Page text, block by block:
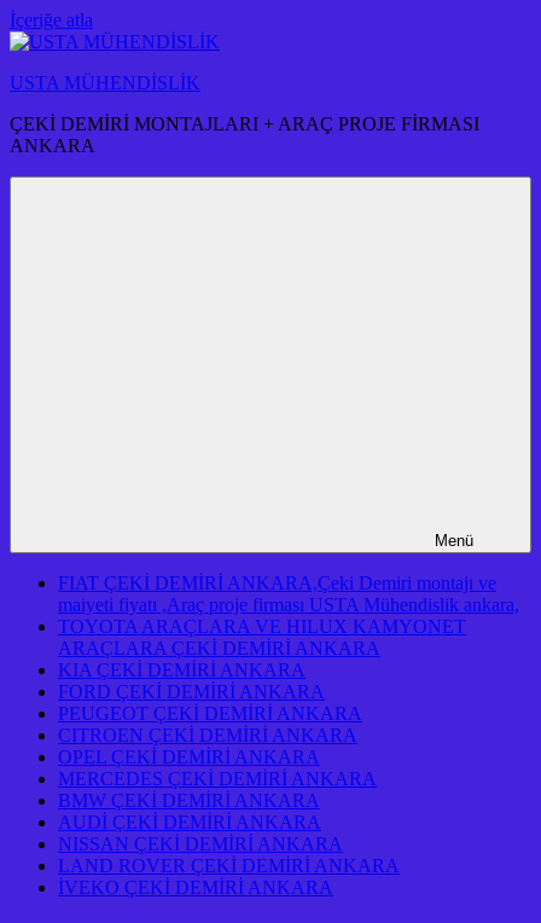
İçeriğe atla
USTA MÜHENDİSLİK
ÇEKİ DEMİRİ MONTAJLARI + ARAÇ PROJE FİRMASI
ANKARA
Menü
FIAT ÇEKİ DEMİRİ ANKARA,Çeki Demiri montajı ve
maiyeti fiyatı ,Araç proje firması USTA Mühendislik ankara,
TOYOTA ARAÇLARA VE HILUX KAMYONET
ARAÇLARA ÇEKİ DEMİRİ ANKARA
KIA ÇEKİ DEMİRİ ANKARA
FORD ÇEKİ DEMİRİ ANKARA
PEUGEOT ÇEKİ DEMİRİ ANKARA
CITROEN ÇEKİ DEMİRİ ANKARA
OPEL ÇEKİ DEMİRİ ANKARA
MERCEDES ÇEKİ DEMİRİ ANKARA
BMW ÇEKİ DEMİRİ ANKARA
AUDİ ÇEKİ DEMİRİ ANKARA
NISSAN ÇEKİ DEMİRİ ANKARA
LAND ROVER ÇEKİ DEMİRİ ANKARA
İVEKO ÇEKİ DEMİRİ ANKARA